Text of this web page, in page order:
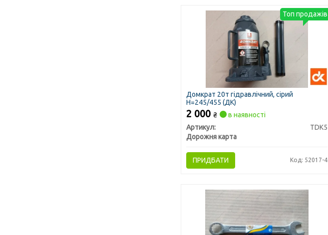
Домкрат 20т гідравлічний, сірий
H=245/455 (ДК)
2 000 ₴
в наявності
Артикул:
TDK5
Дорожня карта
ПРИДБАТИ Код: 52017-4
Топ продажів